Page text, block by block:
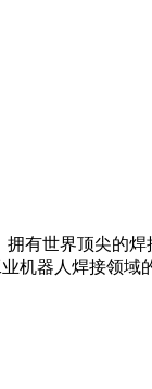
有世界顶尖的
机器人焊接领域